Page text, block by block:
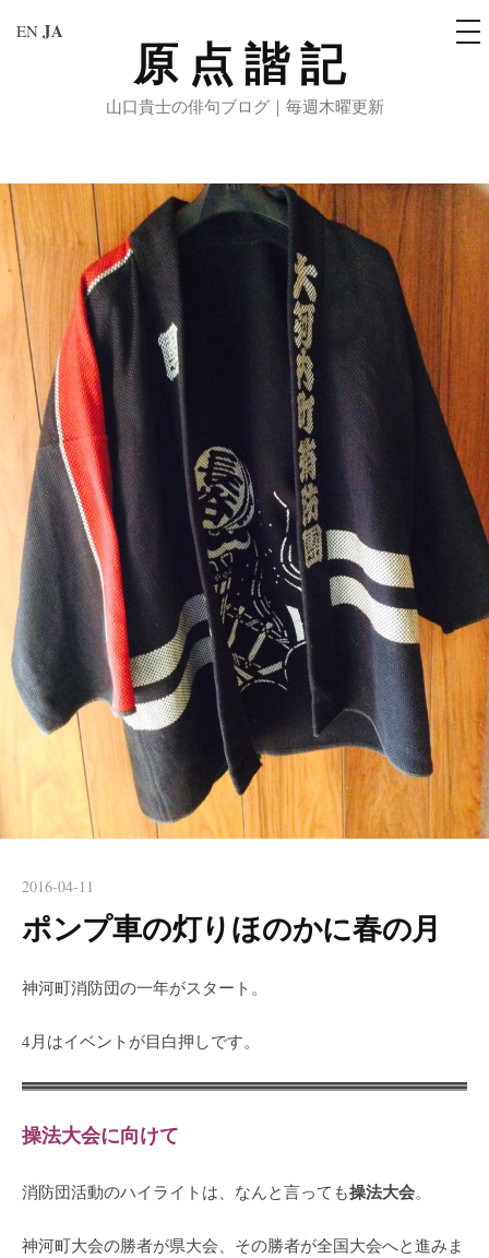
へ
ス
キ
ッ
プ
原点諧記
山口貴士の俳句ブログ｜毎週木曜更新
メ
ニ
2016-04-11
ポンプ車の灯りほのかに春の月
神河町消防団の一年がスタート。
4月はイベントが目白押しです。
操法大会に向けて
消防団活動のハイライトは、なんと言っても操法大会。
神河町大会の勝者が県大会、その勝者が全国大会へと進みま
EN JA